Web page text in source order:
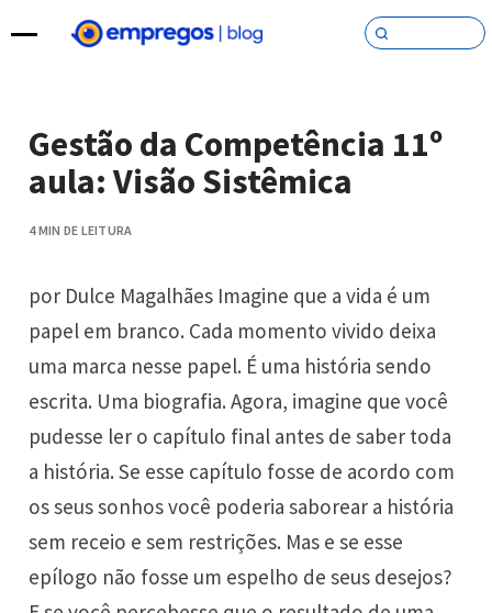
Pular para o conteúdo
Gestão da Competência 11º
aula: Visão Sistêmica
4 MIN DE LEITURA
por Dulce Magalhães Imagine que a vida é um
papel em branco. Cada momento vivido deixa
uma marca nesse papel. É uma história sendo
escrita. Uma biografia. Agora, imagine que você
pudesse ler o capítulo final antes de saber toda
a história. Se esse capítulo fosse de acordo com
os seus sonhos você poderia saborear a história
sem receio e sem restrições. Mas e se esse
epílogo não fosse um espelho de seus desejos?